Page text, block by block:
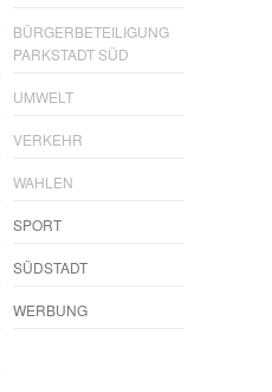
BÜRGERBETEILIGUNG
PARKSTADT SÜD
UMWELT
VERKEHR
WAHLEN
SPORT
SÜDSTADT
WERBUNG